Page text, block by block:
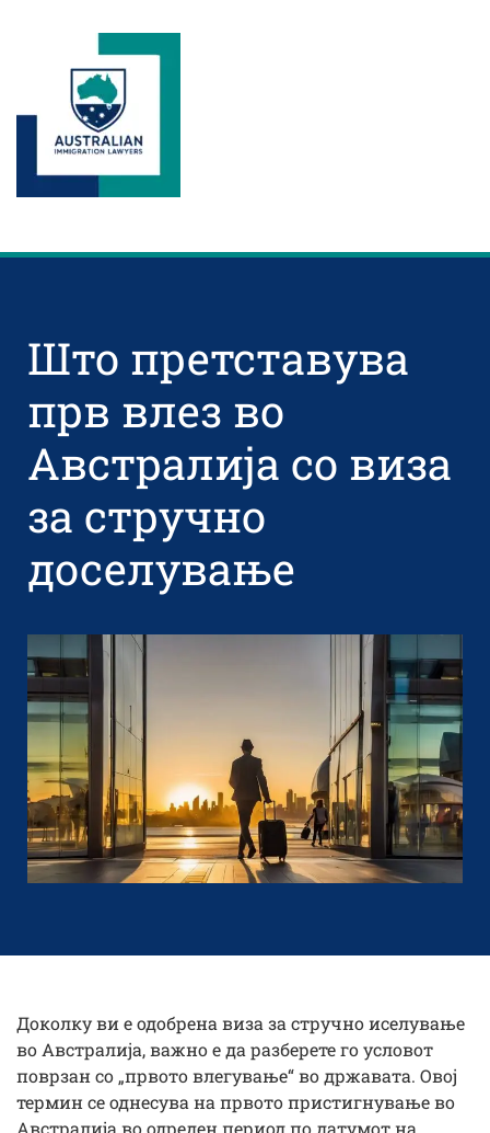
Што претставува
прв влез во
Австралија со виза
за стручно
доселување
Доколку ви е одобрена виза за стручно иселување
во Австралија, важно е да разберете го условот
поврзан со „првото влегување“ во државата. Овој
термин се однесува на првото пристигнување во